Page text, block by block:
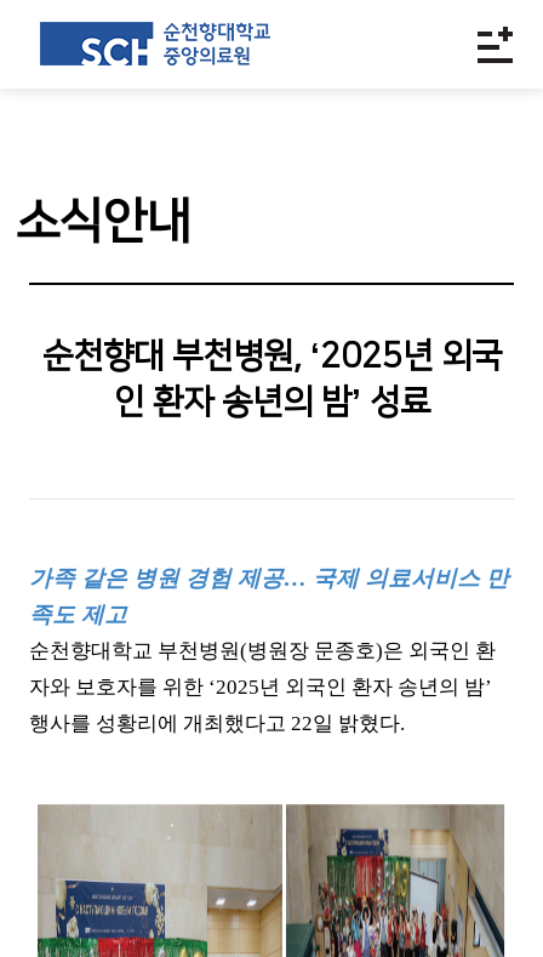
소식안내
순천향대 부천병원, ‘2025년 외국
인 환자 송년의 밤’ 성료
가족 같은 병원 경험 제공… 국제 의료서비스 만
족도 제고
순천향대학교 부천병원(병원장 문종호)은 외국인 환
자와 보호자를 위한 ‘2025년 외국인 환자 송년의 밤’
행사를 성황리에 개최했다고 22일 밝혔다.